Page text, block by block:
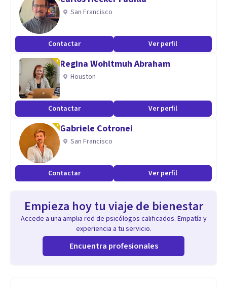
San Francisco
Contactar Ver perfil
Regina Wohltmuh Abraham
Houston
Contactar Ver perfil
Gabriele Cotronei
San Francisco
Contactar Ver perfil
Empieza hoy tu viaje de bienestar
Accede a una amplia red de psicólogos calificados. Empatía y
experiencia a tu servicio.
Encuentra profesionales